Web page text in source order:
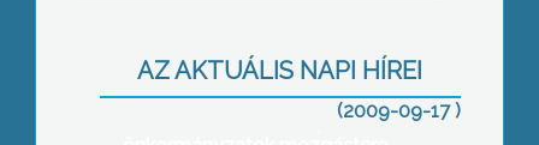
AZ AKTUÁLIS NAPI HÍREI
(2009-09-17 )
A Magyar Önkormányzatok
Szövetsége szerint a költségvetésben
szereplő 120 milliárddal szemben 250
milliárd forinttal szűkül jövőre az